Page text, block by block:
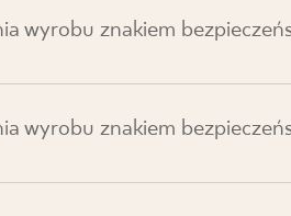
wyrobu znakiem
wyrobu znakiem